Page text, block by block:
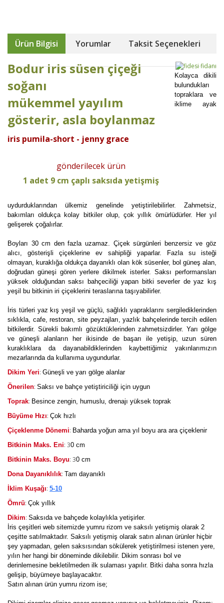
Ürün Bilgisi Yorumlar Taksit Seçenekleri
Boduriris süsen çiçeği
soğanı
mükemmel yayılım
gösterir, asla boylanmaz
iris pumila-short - jenny grace
gönderilecek ürün
1 adet 9 cm çaplı saksıda yetişmiş
Kolayca dikili
bulundukları
topraklara ve
iklime ayak
uydurduklarından ülkemiz genelinde yetiştirilebilirler. Zahmetsiz,
bakımları oldukça kolay bitkiler olup, çok yıllık ömürlüdürler. Her yıl
gelişerek çoğalırlar.
Boyları 30 cm den fazla uzamaz. Çiçek sürgünleri benzersiz ve göz
alıcı, gösterişli çiçeklerine ev sahipliği yaparlar. Fazla su isteği
olmayan, kuraklığa oldukça dayanıklı olan kök süsenler, bol güneş alan,
doğrudan güneşi gören yerlere dikilmek isterler. Saksı performansları
yüksek olduğundan saksı bahçeciliği yapan bitki severler de yaz kış
yeşil bu bitkinin iri çiçeklerini teraslarına taşıyabilirler.
İris türleri yaz kış yeşil ve güçlü, sağlıklı yapraklarını sergilediklerinden
sıklıkla, cafe, restoran, site peyzajları, yazlık bahçelerinde tercih edilen
bitkilerdir. Sürekli bakımlı gözüktüklerinden zahmetsizdirler. Yarı gölge
ve güneşli alanların her ikisinde de başarı ile yetişip, uzun süren
kuraklıklara da dayanabildiklerinden kaybettiğimiz yakınlarımızın
mezarlarında da kullanıma uygundurlar.
Dikim Yeri: Güneşli ve yarı gölge alanlar
Önerilen: Saksı ve bahçe yetiştiriciliği için uygun
Toprak: Besince zengin, humuslu, drenajı yüksek toprak
Büyüme Hızı: Çok hızlı
Çiçeklenme Dönemi: Baharda yoğun ama yıl boyu ara ara çiçeklenir
Bitkinin Maks. Eni: 30 cm
Bitkinin Maks. Boyu: 30 cm
Dona Dayanıklılık: Tam dayanıklı
İklim Kuşağı: 5-10
Ömrü: Çok yıllık
Dikim: Saksıda ve bahçede kolaylıkla yetişirler.
İris çeşitleri web sitemizde yumru rizom ve saksılı yetişmiş olarak 2
çeşitte satılmaktadır. Saksılı yetişmiş olarak satın alınan ürünler hiçbir
şey yapmadan, gelen saksısından sökülerek yetiştirilmesi istenen yere,
yılın her hangi bir döneminde dikilebilir. Dikim sonrası bol ve
derinlemesine bekletilmeden ilk sulaması yapılır. Bitki daha sonra hızla
gelişip, büyümeye başlayacaktır.
Satın alınan ürün yumru rizom ise;